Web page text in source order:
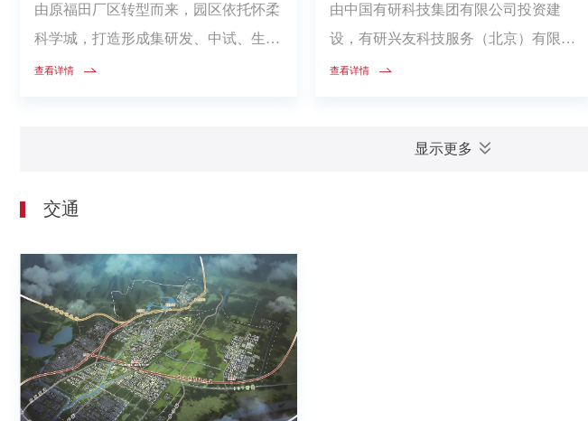
由原福田厂区转型而来，园区依托怀柔
科学城，打造形成集研发、中试、生产
于一体的科研成果转化示范区，运营...
查看详情
由中国有研科技集团有限公司投资建
设，有研兴友科技服务（北京）有限公
司运营，是国内一流的有色金属新材
查看详情
显示更多
交通